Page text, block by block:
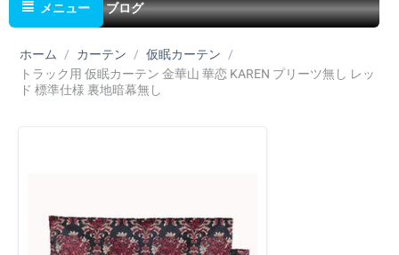
メニュー ブログ
ホーム / カーテン / 仮眠カーテン /
トラック用 仮眠カーテン 金華山 華恋 KAREN プリーツ無し レッ
ド 標準仕様 裏地暗幕無し